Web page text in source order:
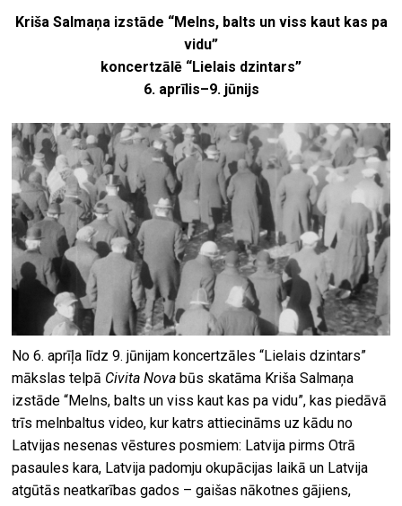
Kriša Salmaņa izstāde “Melns, balts un viss kaut kas pa
vidu”
koncertzālē “Lielais dzintars”
6. aprīlis–9. jūnijs
No 6. aprīļa līdz 9. jūnijam koncertzāles “Lielais dzintars”
mākslas telpā Civita Nova būs skatāma Kriša Salmaņa
izstāde “Melns, balts un viss kaut kas pa vidu”, kas piedāvā
trīs melnbaltus video, kur katrs attiecināms uz kādu no
Latvijas nesenas vēstures posmiem: Latvija pirms Otrā
pasaules kara, Latvija padomju okupācijas laikā un Latvija
atgūtās neatkarības gados – gaišas nākotnes gājiens,